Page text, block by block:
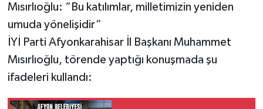
Mısırlıoğlu: “Bu katılımlar, milletimizin yeniden
umuda yönelişidir”
İYİ Parti Afyonkarahisar İl Başkanı Muhammet
Mısırlıoğlu, törende yaptığı konuşmada şu
ifadeleri kullandı: